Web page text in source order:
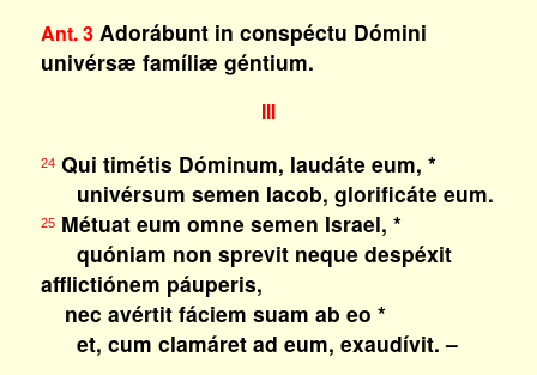
Ant. 3Adorábunt in conspéctu Dómini
univérsæ famíliæ géntium.
III
24Qui timétis Dóminum, laudáte eum, *
univérsum semen Iacob, glorificáte eum.
25Métuat eum omne semen Israel, *
quóniam non sprevit neque despéxit
afflictiónem páuperis,
nec avértit fáciem suam ab eo *
et, cum clamáret ad eum, exaudívit. –